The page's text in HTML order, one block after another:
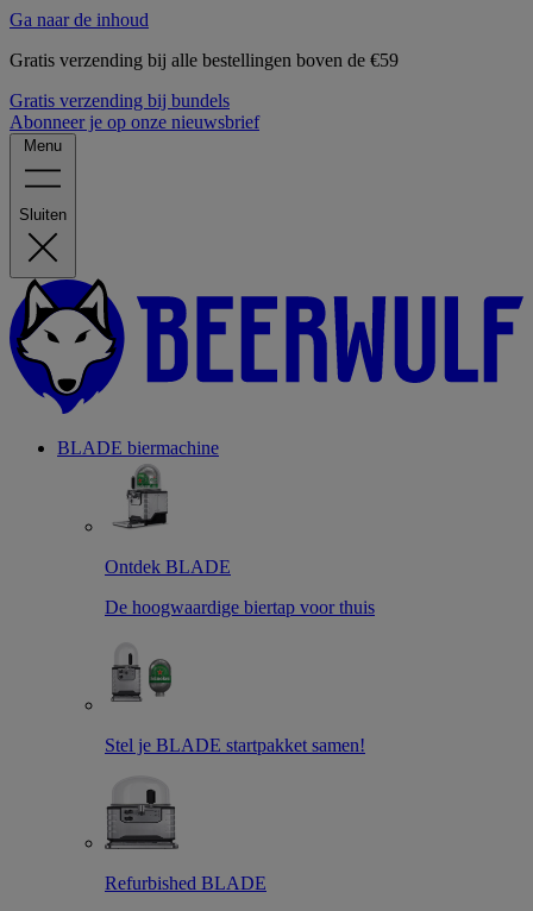
Ga naar de inhoud
Gratis verzending bij alle bestellingen boven de €59
Gratis verzending bij bundels
Abonneer je op onze nieuwsbrief
Menu
Sluiten
BLADE biermachine
Ontdek BLADE
De hoogwaardige biertap voor thuis
Stel je BLADE startpakket samen!
Refurbished BLADE